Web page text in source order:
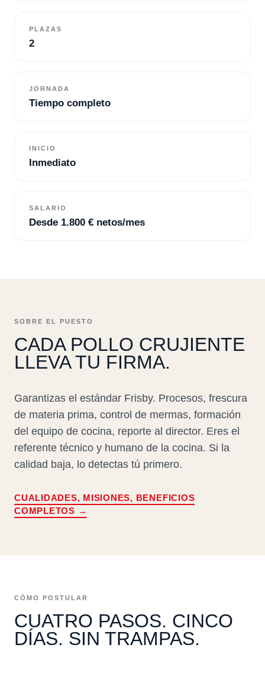
PLAZAS
2
JORNADA
Tiempo completo
INICIO
Inmediato
SALARIO
Desde 1.800 € netos/mes
SOBRE EL PUESTO
CADA POLLO CRUJIENTE
LLEVA TU FIRMA.
Garantizas el estándar Frisby. Procesos, frescura
de materia prima, control de mermas, formación
del equipo de cocina, reporte al director. Eres el
referente técnico y humano de la cocina. Si la
calidad baja, lo detectas tú primero.
CUALIDADES, MISIONES, BENEFICIOS
COMPLETOS →
CÓMO POSTULAR
CUATRO PASOS. CINCO
DÍAS. SIN TRAMPAS.